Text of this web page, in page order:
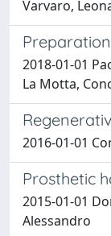
Varvaro,
2018-01-01
La Motta,
2016-01-01
Prosthetic
2015-01-01
Alessandro